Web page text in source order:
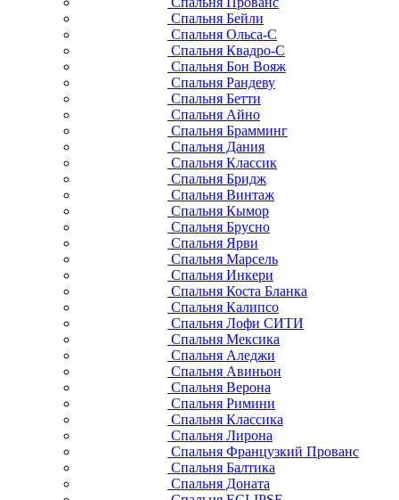
Спальня Бейли
Спальня Ольса-С
Спальня Квадро-С
Спальня Бон Вояж
Спальня Рандеву
Спальня Бетти
Спальня Айно
Спальня Брамминг
Спальня Дания
Спальня Классик
Спальня Бридж
Спальня Винтаж
Спальня Кымор
Спальня Брусно
Спальня Ярви
Спальня Марсель
Спальня Инкери
Спальня Коста Бланка
Спальня Калипсо
Спальня Лофи СИТИ
Спальня Мексика
Спальня Аледжи
Спальня Авиньон
Спальня Верона
Спальня Римини
Спальня Классика
Спальня Лирона
Спальня Французкий Прованс
Спальня Балтика
Спальня Доната